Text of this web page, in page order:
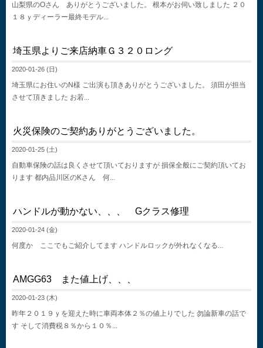
山梨県のOさん ありがとうございました。 根本がお伺い致しました ２０
１８ｙディーラー最終モデル...
埼玉県よりご来店納車Ｇ３２０ロング
2020-01-26 (日)
埼玉県にお住いのN様 ご出演も頂きありがとうございました。 須田が担当
させて頂きました お若...
火災保険のご契約ありがとうございました。
2020-01-25 (土)
自動車保険の話は良くさせて頂いておりますが 損保全般にご契約頂いてお
ります 都内品川区のKさん 何...
ハンドルが動かない、、、 Gクラス修理
2020-01-24 (金)
何度か ここでもご紹介してます ハンドルロックが外れなくなる...
AMGG63 また値上げ、、、
2020-01-23 (木)
昨年２０１９ｙを迎えた時に車両本体２％の値上りでした 勿論新車の話で
す そして消費税８％から１０％...